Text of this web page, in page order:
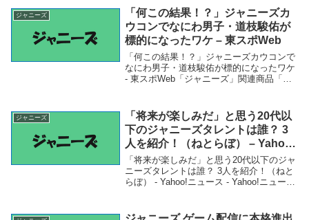
ジャニーズ
「何この結果！？」ジャニーズカ
ウコンでなにわ男子・道枝駿佑が
標的になったワケ – 東スポWeb
「何この結果！？」ジャニーズカウコンで
なにわ男子・道枝駿佑が標的になったワケ
- 東スポWeb「ジャニーズ」関連商品「何
スポWeb 「何この結果！？」ジャニーズ...
ジャニーズ
「将来が楽しみだ」と思う20代以
下のジャニーズタレントは誰？ 3
人を紹介！（ねとらぼ） – Yahoo!
ニュース – Yahoo!ニュース
「将来が楽しみだ」と思う20代以下のジャ
ニーズタレントは誰？ 3人を紹介！（ねと
らぼ） - Yahoo!ニュース - Yahoo!ニュース
は誰？ 3人を紹介！（ねと...